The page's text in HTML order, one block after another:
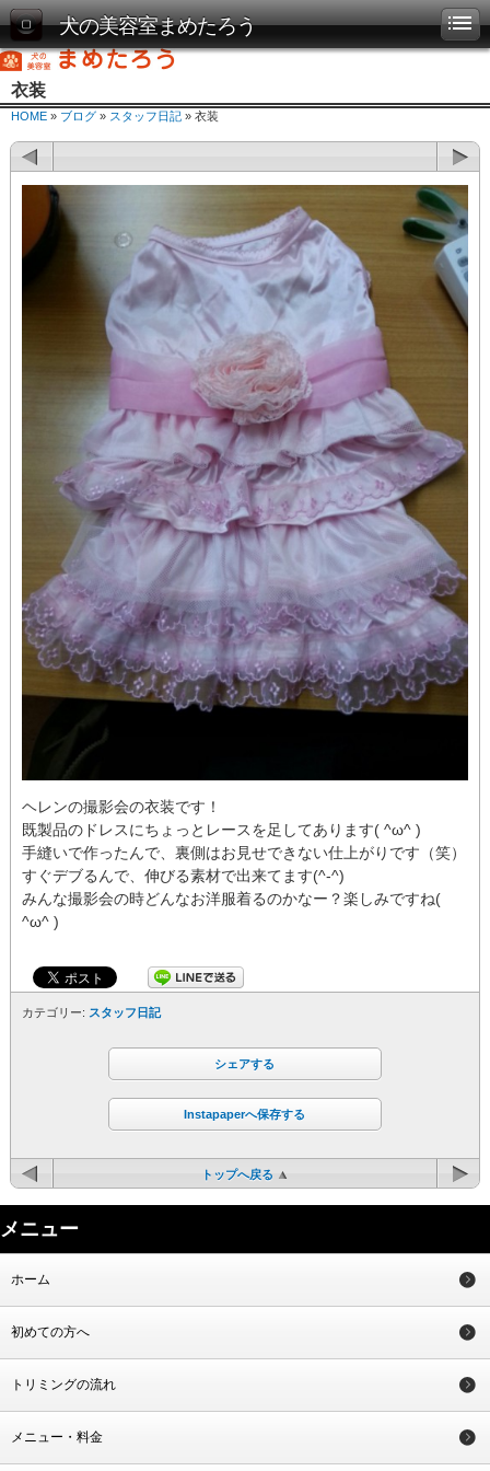
犬の美容室まめたろう
衣装
HOME » ブログ » スタッフ日記 » 衣装
ヘレンの撮影会の衣装です！
既製品のドレスにちょっとレースを足してあります( ^ω^ )
手縫いで作ったんで、裏側はお見せできない仕上がりです（笑）
すぐデブるんで、伸びる素材で出来てます(^-^)
みんな撮影会の時どんなお洋服着るのかなー？楽しみですね(
^ω^ )
カテゴリー: スタッフ日記
シェアする
Instapaperへ保存する
トップへ戻る
メニュー
ホーム
初めての方へ
トリミングの流れ
メニュー・料金